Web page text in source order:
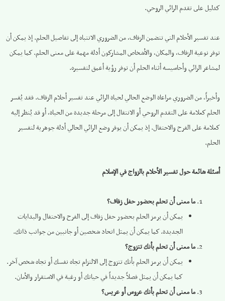
كدليل على تقدم الرائي الروحي.
عند تفسير الأحلام التي تتضمن الزفاف، من الضروري الانتباه إلى تفاصيل الحلم. إذ يمكن أن
توفر نوعية الزفاف، والمكان، والأشخاص المشاركون أدلة مهمة على معنى الحلم. كما يمكن
لمشاعر الرائي وأحاسيسه أثناء الحلم أن توفر رؤية أعمق لتفسيره.
وأخيراً، من الضروري مراعاة الوضع الحالي لحياة الرائي عند تفسير أحلام الزفاف. فقد يُفسر
الحلم كعلامة على التقدم الروحي أو الانتقال إلى مرحلة جديدة من الحياة، أو قد يُنظر إليه
كعلامة على الفرح والاحتفال. إذ يمكن أن يوفر وضع الرائي الحالي أدلة جوهرية لتفسير
الحلم.
أسئلة شائعة حول تفسير الأحلام بالزواج في الإسلام
ما معنى أن تحلم بحضور حفل زفاف؟
يمكن أن يرمز الحلم بحضور حفل زفاف إلى الفرح والاحتفال والبدايات
الجديدة. كما يمكن أن يمثل اتحاد شخصين أو جانبين من جوانب ذاتك.
ما معنى أن تحلم بأنك تتزوج؟
يمكن أن يرمز الحلم بأنك تتزوج إلى الالتزام تجاه نفسك أو تجاه شخص آخر.
كما يمكن أن يمثل فصلاً جديداً في حياتك أو رغبة في الاستقرار والأمان.
ما معنى أن تحلم بأنك عروس أو عريس؟